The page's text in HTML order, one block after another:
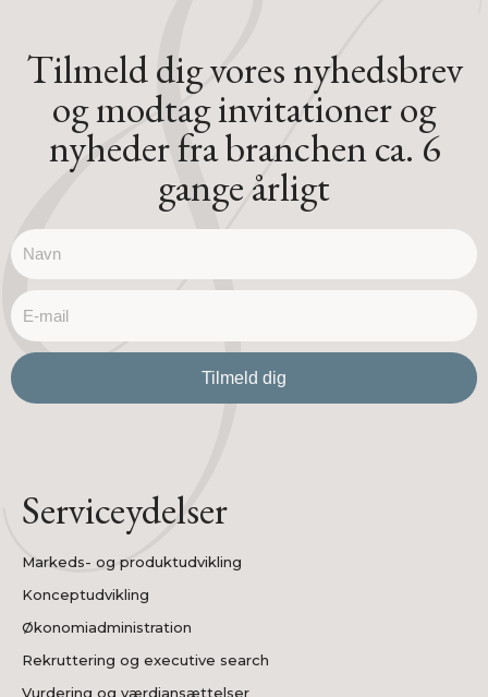
Tilmeld dig vores nyhedsbrev
og modtag invitationer og
nyheder fra branchen ca. 6
gange årligt
name
email
Tilmeld dig
Serviceydelser
Markeds- og produktudvikling
Konceptudvikling
Økonomiadministration
Rekruttering og executive search
Vurdering og værdiansættelser